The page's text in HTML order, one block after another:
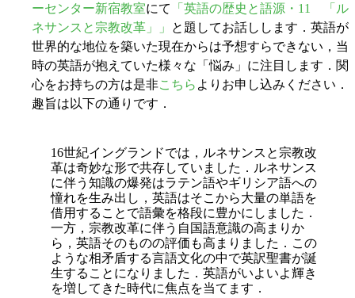
ーセンター新宿教室にて
「英語の歴史と語源・11 「ル
ネサンスと宗教改革」」
と題してお話しします．英語が
世界的な地位を築いた現在からは予想すらできない，当
時の英語が抱えていた様々な「悩み」に注目します．関
心をお持ちの方は是非こちら よりお申し込みください．
趣旨は以下の通りです．
16世紀イングランドでは，ルネサンスと宗教改
革は奇妙な形で共存していました．ルネサンス
に伴う知識の爆発はラテン語やギリシア語への
憧れを生み出し，英語はそこから大量の単語を
借用することで語彙を格段に豊かにしました．
一方，宗教改革に伴う自国語意識の高まりか
ら，英語そのものの評価も高まりました．この
ような相矛盾する言語文化の中で英訳聖書が誕
生することになりました．英語がいよいよ輝き
を増してきた時代に焦点を当てます．